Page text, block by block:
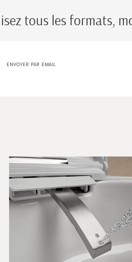
tous les formats,
envoyer par email